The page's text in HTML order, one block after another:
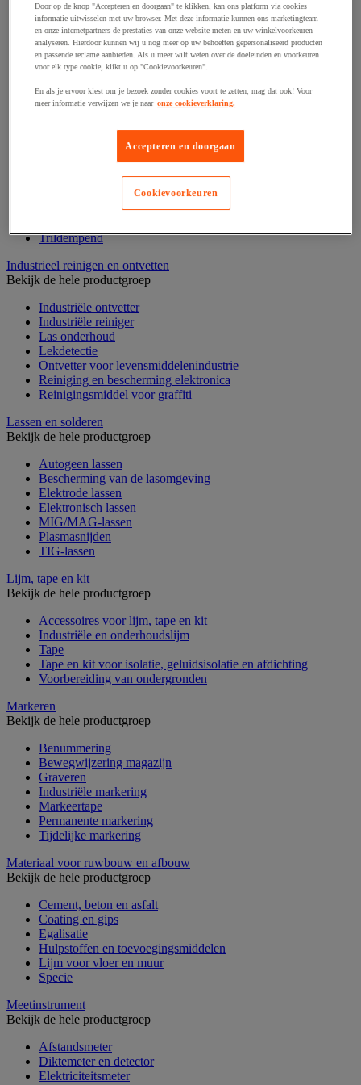
Draadstift
Haak en schroefoog
Hang- en sluitwerk
Ketting en trekkoord
Moer
Plug en pin
Punten, spijkers en nieten
Scharnierpen, -strip en geheng
Sluitknop en handgreep
Trildempend
Industrieel reinigen en ontvetten
Bekijk de hele productgroep
Industriële ontvetter
Industriële reiniger
Las onderhoud
Lekdetectie
Ontvetter voor levensmiddelenindustrie
Reiniging en bescherming elektronica
Reinigingsmiddel voor graffiti
Lassen en solderen
Bekijk de hele productgroep
Autogeen lassen
Bescherming van de lasomgeving
Elektrode lassen
Elektronisch lassen
MIG/MAG-lassen
Plasmasnijden
TIG-lassen
Lijm, tape en kit
Bekijk de hele productgroep
Accessoires voor lijm, tape en kit
Industriële en onderhoudslijm
Tape
Tape en kit voor isolatie, geluidsisolatie en afdichting
Voorbereiding van ondergronden
Markeren
Bekijk de hele productgroep
Benummering
Bewegwijzering magazijn
Graveren
Industriële markering
Markeertape
Permanente markering
Tijdelijke markering
Materiaal voor ruwbouw en afbouw
Bekijk de hele productgroep
Cement, beton en asfalt
Coating en gips
Egalisatie
Hulpstoffen en toevoegingsmiddelen
Lijm voor vloer en muur
Specie
Meetinstrument
Bekijk de hele productgroep
Afstandsmeter
Diktemeter en detector
Elektriciteitsmeter
Door op de knop "Accepteren en doorgaan" te klikken, kan ons platform via cookies
informatie uitwisselen met uw browser. Met deze informatie kunnen ons marketingteam
en onze internetpartners de prestaties van onze website meten en uw winkelvoorkeuren
analyseren. Hierdoor kunnen wij u nog meer op uw behoeften gepersonaliseerd producten
en passende reclame aanbieden. Als u meer wilt weten over de doeleinden en voorkeuren
voor elk type cookie, klikt u op "Cookievoorkeuren".
En als je ervoor kiest om je bezoek zonder cookies voort te zetten, mag dat ook! Voor
meer informatie verwijzen we je naar onze cookieverklaring.
Accepteren en doorgaan
Cookievoorkeuren